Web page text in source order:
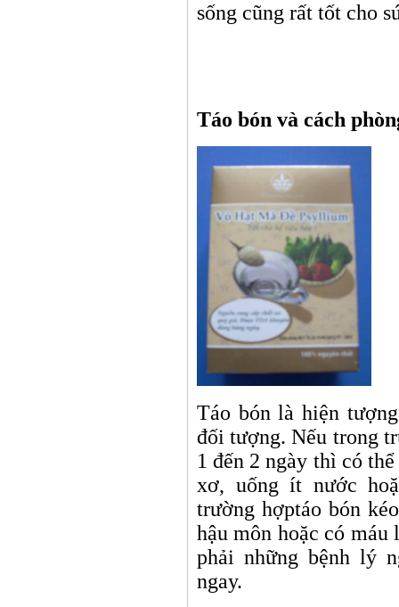
sống cũng rất tốt cho
Táo bón và cách
Táo bón là hiện
đối tượng. Nếu trong
1 đến 2 ngày thì có
xơ, uống ít nước
trường hợptáo bón
hậu môn hoặc có máu
phải những bệnh lý
ngay.